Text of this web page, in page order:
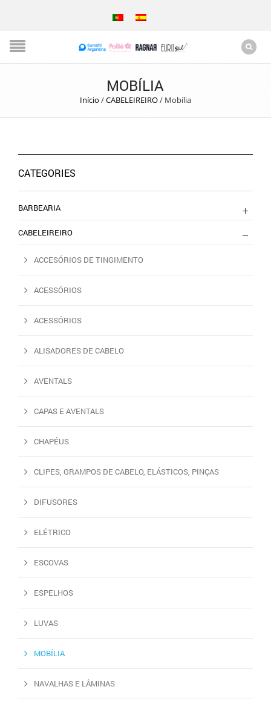
MOBÍLIA
Início /CABELEIREIRO/ Mobília
CATEGORIES
BARBEARIA
CABELEIREIRO
ACCESÓRIOS DE TINGIMENTO
ACESSÓRIOS
ACESSÓRIOS
ALISADORES DE CABELO
AVENTALS
CAPAS E AVENTALS
CHAPÉUS
CLIPES, GRAMPOS DE CABELO, ELÁSTICOS, PINÇAS
DIFUSORES
ELÉTRICO
ESCOVAS
ESPELHOS
LUVAS
MOBÍLIA
NAVALHAS E LÂMINAS